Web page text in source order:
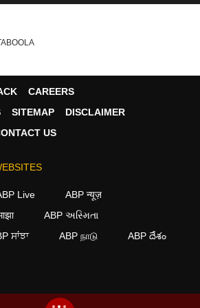
CAREERS
SITEMAP
DISCLAIMER
US
Live
ABP न्यूज़
ABP અસ્મિતા
ਸਾਂਝਾ ABP நாடு ABP దేశం